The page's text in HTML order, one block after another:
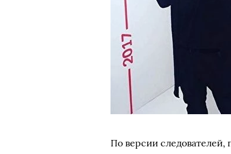
По версии следователей,